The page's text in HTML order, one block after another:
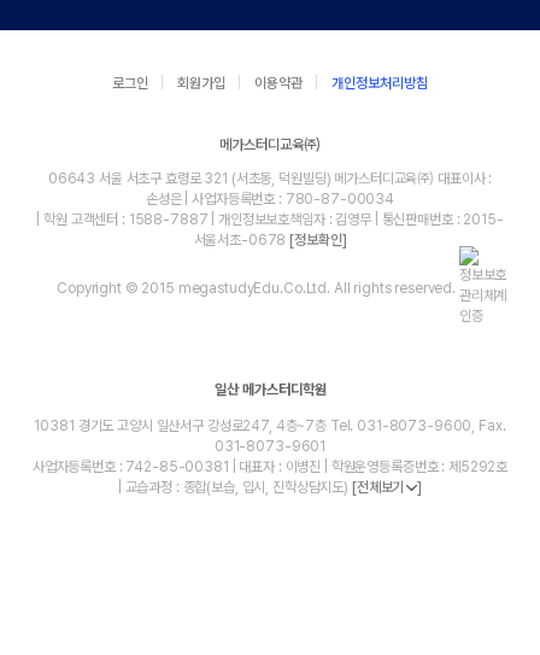
로그인 회원가입 이용약관 개인정보처리방침
메가스터디교육㈜
06643 서울 서초구 효령로 321 (서초동, 덕원빌딩) 메가스터디교육㈜ 대표이사 :
손성은 | 사업자등록번호 : 780-87-00034
| 학원 고객센터 : 1588-7887 | 개인정보보호책임자 : 김영무 | 통신판매번호 : 2015-
서울서초-0678[정보확인]
Copyright © 2015 megastudyEdu.Co.Ltd. All rights reserved.
일산 메가스터디학원
10381 경기도 고양시 일산서구 강성로247, 4층~7층 Tel. 031-8073-9600, Fax.
031-8073-9601
사업자등록번호 : 742-85-00381 | 대표자 : 이병진 | 학원운영등록증번호 : 제5292호
| 교습과정 : 종합(보습, 입시, 진학상담지도) [전체보기 ]